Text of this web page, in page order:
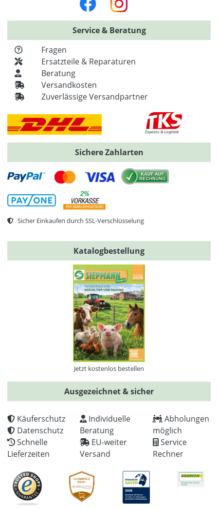
Service & Beratung
Fragen
Ersatzteile & Reparaturen
Beratung
Versandkosten
Zuverlässige Versandpartner
Sichere Zahlarten
Sicher Einkaufen durch SSL-Verschlüsselung
Katalogbestellung
Jetzt kostenlos bestellen
Ausgezeichnet & sicher
Käuferschutz
Datenschutz
Schnelle
Lieferzeiten
Individuelle
Beratung
EU-weiter
Versand
Abholungen
möglich
Service
Rechner